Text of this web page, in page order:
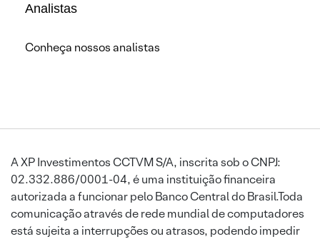
Analistas
Conheça nossos analistas
A XP Investimentos CCTVM S/A, inscrita sob o CNPJ:
02.332.886/0001-04, é uma instituição financeira
autorizada a funcionar pelo Banco Central do Brasil.Toda
comunicação através de rede mundial de computadores
está sujeita a interrupções ou atrasos, podendo impedir